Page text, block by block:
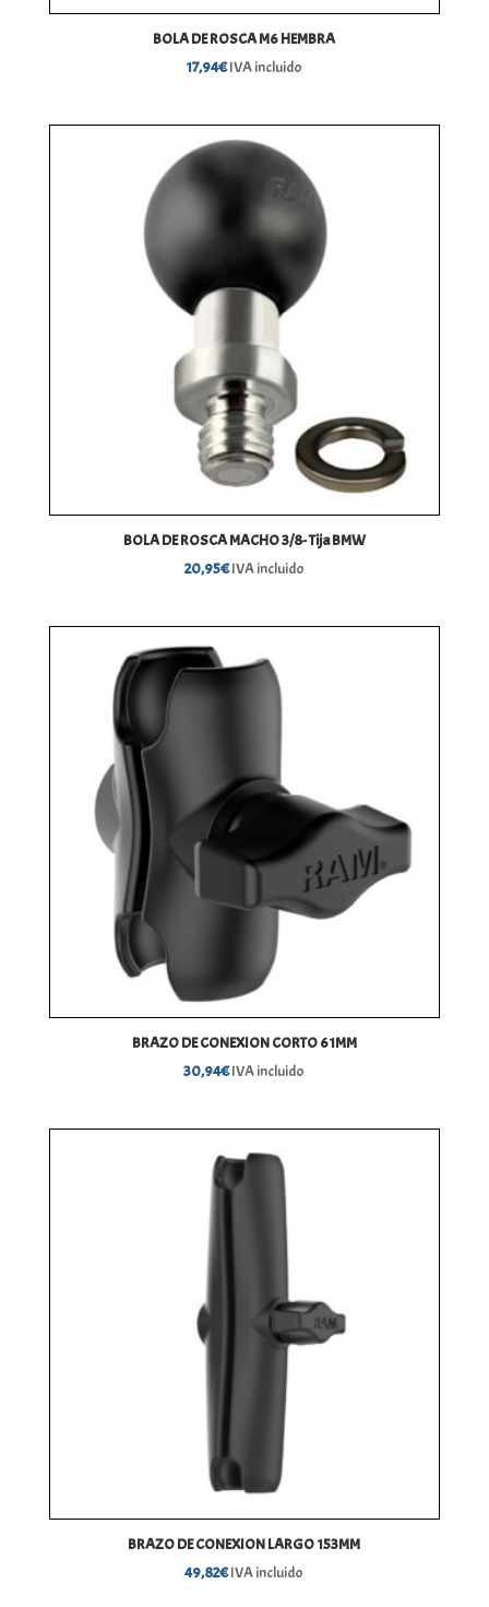
BOLA DE ROSCA M6 HEMBRA
17,94€IVA incluido
BOLA DE ROSCA MACHO 3/8- Tija BMW
20,95€IVA incluido
BRAZO DE CONEXION CORTO 61MM
30,94€IVA incluido
BRAZO DE CONEXION LARGO 153MM
49,82€IVA incluido